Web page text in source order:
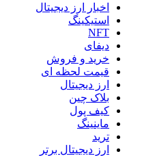
اخبار ارز دیجیتال
استیکینگ
NFT
دیفای
خرید و فروش
قیمت لحظه ای
ارز دیجیتال
بلاک‌ چین
کیف پول
ماینینگ
ترید
ارز دیجیتال برتر